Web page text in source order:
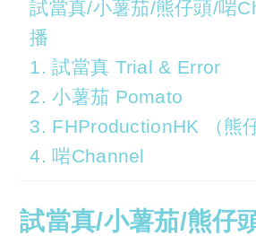
試當真/小薯茄/熊仔頭/啱
播
1. 試當真 Trial & Error
2. 小薯茄 Pomato
3. FHProductionHK （熊
4. 啱Channel
試當真/小薯茄/熊仔